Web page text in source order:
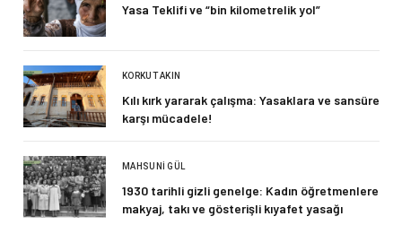
Yasa Teklifi ve “bin kilometrelik yol”
KORKUT AKIN
Kılı kırk yararak çalışma: Yasaklara ve sansüre
karşı mücadele!
MAHSUNI GÜL
1930 tarihli gizli genelge: Kadın öğretmenlere
makyaj, takı ve gösterişli kıyafet yasağı